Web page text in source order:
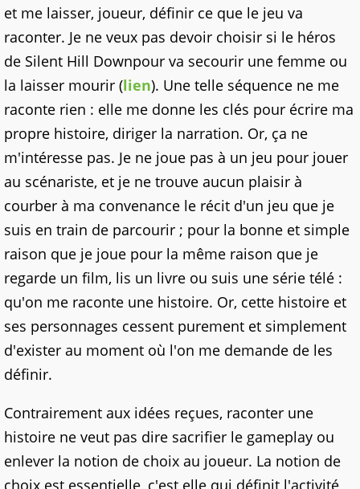
et me laisser, joueur, définir ce que le jeu va
raconter. Je ne veux pas devoir choisir si le héros
de Silent Hill Downpour va secourir une femme ou
la laisser mourir (lien). Une telle séquence ne me
raconte rien : elle me donne les clés pour écrire ma
propre histoire, diriger la narration. Or, ça ne
m'intéresse pas. Je ne joue pas à un jeu pour jouer
au scénariste, et je ne trouve aucun plaisir à
courber à ma convenance le récit d'un jeu que je
suis en train de parcourir ; pour la bonne et simple
raison que je joue pour la même raison que je
regarde un film, lis un livre ou suis une série télé :
qu'on me raconte une histoire. Or, cette histoire et
ses personnages cessent purement et simplement
d'exister au moment où l'on me demande de les
définir.
Contrairement aux idées reçues, raconter une
histoire ne veut pas dire sacrifier le gameplay ou
enlever la notion de choix au joueur. La notion de
choix est essentielle, c'est elle qui définit l'activité